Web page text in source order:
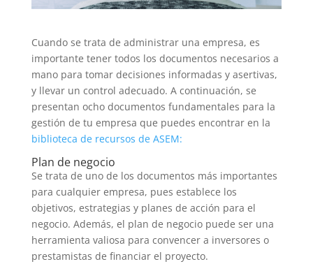
Cuando se trata de administrar una empresa, es
importante tener todos los documentos necesarios a
mano para tomar decisiones informadas y asertivas,
y llevar un control adecuado. A continuación, se
presentan ocho documentos fundamentales para la
gestión de tu empresa que puedes encontrar en la
biblioteca de recursos de ASEM:
Plan de negocio
Se trata de uno de los documentos más importantes
para cualquier empresa, pues establece los
objetivos, estrategias y planes de acción para el
negocio. Además, el plan de negocio puede ser una
herramienta valiosa para convencer a inversores o
prestamistas de financiar el proyecto.